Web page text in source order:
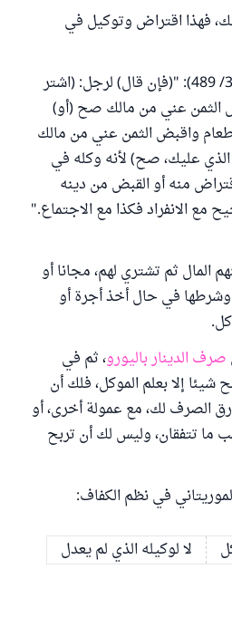
فهذا اقتراض وتوكيل في
وقال في "كشاف القناع" (3/ 489): "(فإن قال) لرجل: (اشتر
الثمن عني من مالك صح (أو)
واقبض الثمن عني من مالك
عليك، صح) لأنه وكله في
منه أو القبض من دينه
مع الانفراد فكذا مع الاجتماع."
المال ثم تشتري لهم، مجانا أو
وشرطها في حال أخذ أجرة أو
صرف الدينار باليورو، ثم في
شيئا إلا بعلم الموكل، فلك أن
الصرف لك، مع عمولة أخرى، أو
ما تتفقان، وليس لك أن تربح
في نظم الكفاف:
لا لوكيله الذي لم يعدل